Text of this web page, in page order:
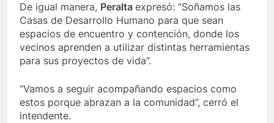
De igual manera, Peralta expresó: “Soñamos las
Casas de Desarrollo Humano para que sean
espacios de encuentro y contención, donde los
vecinos aprenden a utilizar distintas herramientas
para sus proyectos de vida”.
“Vamos a seguir acompañando espacios como
estos porque abrazan a la comunidad”, cerró el
intendente.